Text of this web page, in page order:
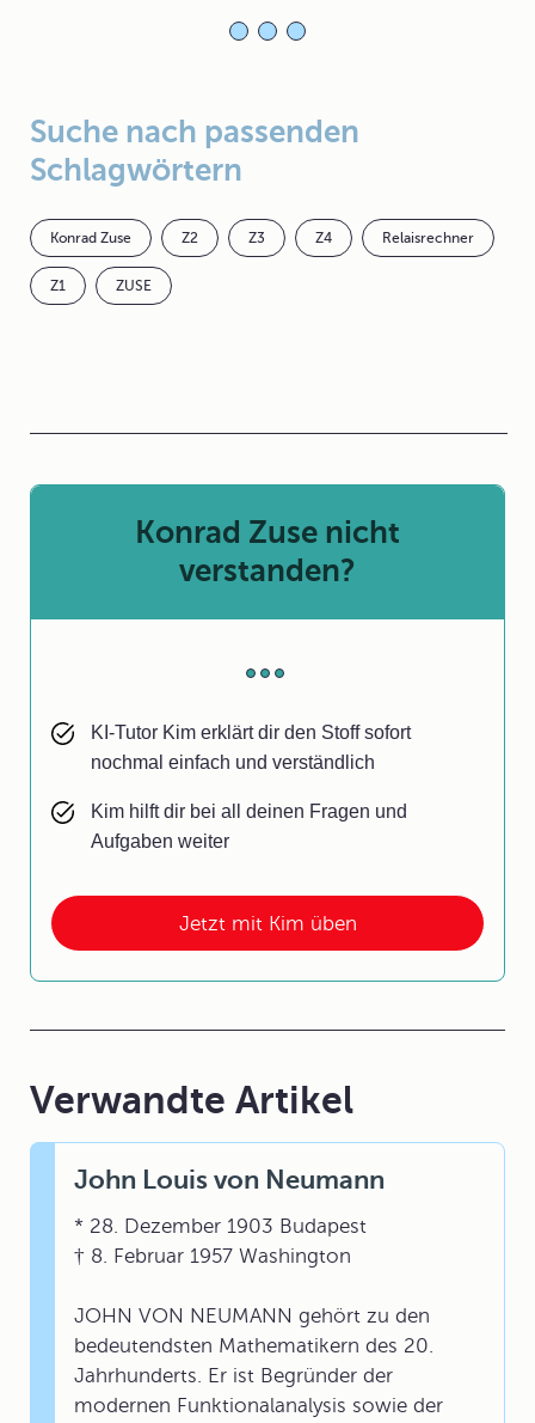
Suche nach passenden
Schlagwörtern
Konrad Zuse Z2 Z3 Z4 Relaisrechner
Z1 ZUSE
Jetzt mit Kim üben
Konrad Zuse nicht
verstanden?
KI-Tutor Kim erklärt dir den Stoff sofort
nochmal einfach und verständlich
Kim hilft dir bei all deinen Fragen und
Aufgaben weiter
Verwandte Artikel
John Louis von Neumann
* 28. Dezember 1903 Budapest
† 8. Februar 1957 Washington
JOHN VON NEUMANN gehört zu den
bedeutendsten Mathematikern des 20.
Jahrhunderts. Er ist Begründer der
modernen Funktionalanalysis sowie der